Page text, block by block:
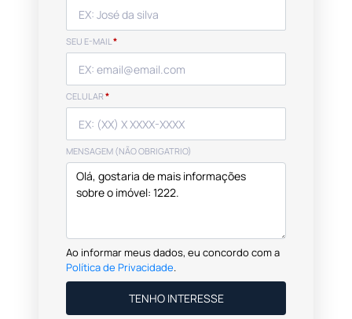
SEU E-MAIL*
CELULAR *
MENSAGEM (NÃO OBRIGATRIO)
Ao informar meus dados, eu concordo com a
Política de Privacidade.
TENHO INTERESSE